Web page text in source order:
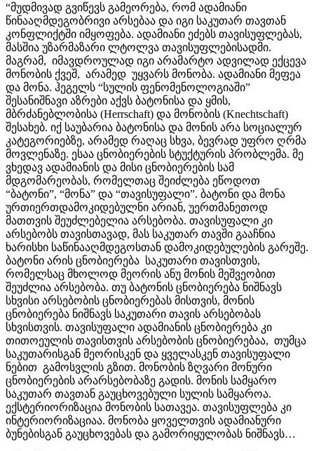
“მუდმივად გვიწევს გამეორება, რომ ადამიანი
წინააღმდეგობრივი არსებაა და იგი საკუთარ თავთან
კონფლიქტში იმყოფება. ადამიანი ეძებს თავისუფლებას,
მასშია უზარმაზარი ლტოლვა თავისუფლებისადმი.
მაგრამ, იმავდროულად იგი არამარტო ადვილად ექცევა
მონობის ქვეშ, არამედ უყვარს მონობა. ადამიანი მეფეა
და მონა. ჰეგელს “სულის ფენომენოლოგიაში”
შესანიშნავი აზრები აქვს ბატონისა და ყმის,
მბრძანებლობისა (Herrschaft) და მონობის (Knechtschaft)
შესახებ. იქ საუბარია ბატონისა და მონის არა სოციალურ
კატეგორიებზე, არამედ რაღაც სხვა, ბევრად უფრო ღრმა
მოვლენაზე. ესაა ცნობიერების სტუქტურის პრობლემა. მე
ვხედავ ადამიანის და მისი ცნობიერების სამ
მდგომარეობას, რომელთაც შეიძლება ეწოდოთ
“ბატონი”, “მონა” და “თავისუფალი”. ბატონი და მონა
ურთიერთდამოკიდებულნი არიან, უერთმანეთოდ
მათთვის შეუძლებელია არსებობა. თავისუფალი კი
არსებობს თავისთავად, მას საკუთარ თავში გააჩნია
ხარისხი საწინააღმდეგოსთან დამოკიდებულების გარეშე.
ბატონი არის ცნობიერება საკუთარი თავისთვის,
რომელსაც მხოლოდ მეორის ანუ მონის მეშვეობით
შეუძლია არსებობა. თუ ბატონის ცნობიერება ნიშნავს
სხვისი არსებობის ცნობიერებას მისთვის, მონის
ცნობიერება ნიშნავს საკუთარი თავის არსებობას
სხვისთვის. თავისუფალი ადამიანის ცნობიერება კი
თითოეულის თავისთვის არსებობის ცნობიერებაა, თუმცა
საკუთარისგან მეორისკენ და ყველასკენ თავისუფალი
ნებით გამოსვლის გზით. მონობის ზღვარი მონური
ცნობიერების არარსებობაზე გადის. მონის სამყარო
საკუთარ თავთან გაუცხოვებული სულის სამყაროა.
ექსტერიორიზაცია მონობის სათავეა. თავისუფლება კი
ინტერიორიზაციაა. მონობა ყოველთვის ადამიანური
ბუნებისგან გაუცხოვებას და გამორიყულობას ნიშნავს…